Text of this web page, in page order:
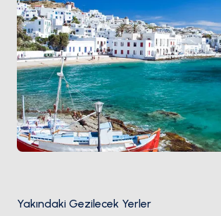
Yakındaki Gezilecek Yerler